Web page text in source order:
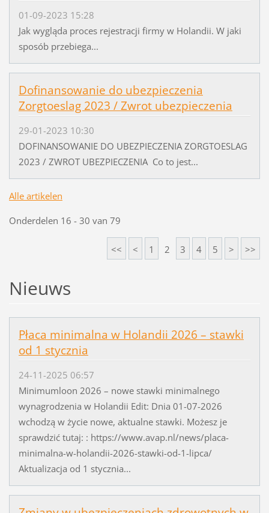
01-09-2023 15:28
Jak wygląda proces rejestracji firmy w Holandii. W jaki
sposób przebiega...
Dofinansowanie do ubezpieczenia
Zorgtoeslag 2023 / Zwrot ubezpieczenia
29-01-2023 10:30
DOFINANSOWANIE DO UBEZPIECZENIA ZORGTOESLAG
2023 / ZWROT UBEZPIECZENIA Co to jest...
Alle artikelen
Onderdelen 16 - 30 van 79
<< < 1 2 3 4 5 > >>
Nieuws
Płaca minimalna w Holandii 2026 – stawki
od 1 stycznia
24-11-2025 06:57
Minimumloon 2026 – nowe stawki minimalnego
wynagrodzenia w Holandii Edit: Dnia 01-07-2026
wchodzą w życie nowe, aktualne stawki. Możesz je
sprawdzić tutaj: : https://www.avap.nl/news/placa-
minimalna-w-holandii-2026-stawki-od-1-lipca/
Aktualizacja od 1 stycznia...